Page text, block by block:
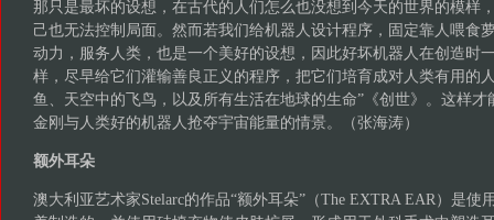
那只是最坏的设想，在古代的人们怎么也没想到今天的世界的模样
己也无法控制局面。然而若我们给机器人设计程序，固定靠人喂食
动力，服务人类，也是一个美好的设想，因此好坏机器人在创造时
样，尽早给它们灌输善良正义的程序，把它们培育成对人类有用的
鱼、天空中的飞鸟，以及所有生活在地球的生命”《创世》。这样
金刚与人类好的机器人抢夺宇宙能量的情景。（张海涛）
额外耳朵
澳大利亚艺术家Stelarc的作品“额外耳朵”（The EXTRA EAR）是使